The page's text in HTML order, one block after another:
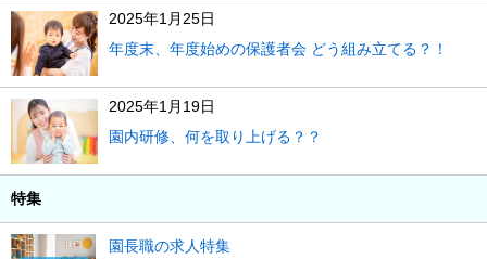
2025年1月25日
年度末、年度始めの保護者会 どう組み立てる？！
2025年1月19日
園内研修、何を取り上げる？？
特集
園長職の求人特集